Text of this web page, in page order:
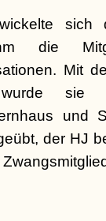
die
Mit
sie
und
der HJ